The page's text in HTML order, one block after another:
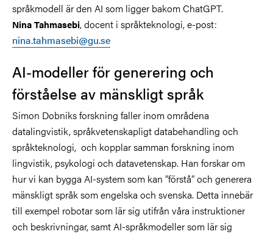
språkmodell är den AI som ligger bakom ChatGPT.
Nina Tahmasebi, docent i språkteknologi, e-post:
nina.tahmasebi@gu.se
AI-modeller för generering och
förståelse av mänskligt språk
Simon Dobniks forskning faller inom områdena
datalingvistik, språkvetenskapligt databehandling och
språkteknologi, och kopplar samman forskning inom
lingvistik, psykologi och datavetenskap. Han forskar om
hur vi kan bygga AI-system som kan ”förstå” och generera
mänskligt språk som engelska och svenska. Detta innebär
till exempel robotar som lär sig utifrån våra instruktioner
och beskrivningar, samt AI-språkmodeller som lär sig